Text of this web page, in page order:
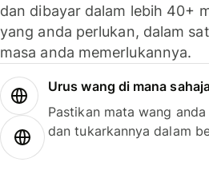
dan dibayar dalam lebih 40+
yang anda perlukan, dalam
masa anda memerlukannya.
Urus wang di mana
Pastikan mata wang
dan tukarkannya dalam